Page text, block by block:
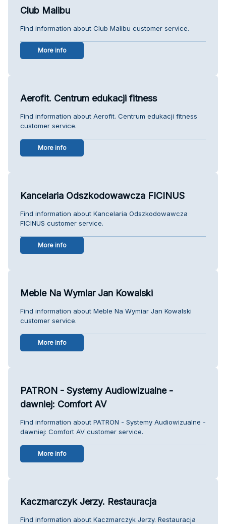
Club Malibu
Find information about Club Malibu customer service.
More info
Aerofit. Centrum edukacji fitness
Find information about Aerofit. Centrum edukacji fitness
customer service.
More info
Kancelaria Odszkodowawcza FICINUS
Find information about Kancelaria Odszkodowawcza
FICINUS customer service.
More info
Meble Na Wymiar Jan Kowalski
Find information about Meble Na Wymiar Jan Kowalski
customer service.
More info
PATRON - Systemy Audiowizualne -
dawniej: Comfort AV
Find information about PATRON - Systemy Audiowizualne -
dawniej: Comfort AV customer service.
More info
Kaczmarczyk Jerzy. Restauracja
Find information about Kaczmarczyk Jerzy. Restauracja